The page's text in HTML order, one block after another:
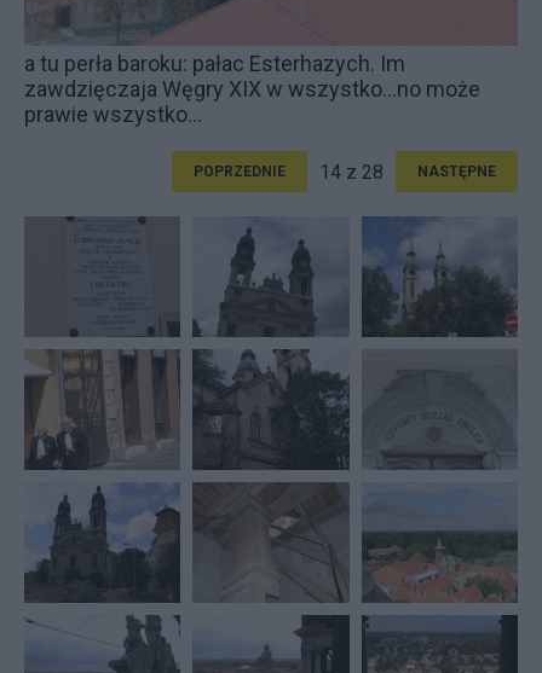
a tu perła baroku: pałac Esterhazych. Im
zawdzięczaja Węgry XIX w wszystko...no może
prawie wszystko...
POPRZEDNIE 14 z 28 NASTĘPNE